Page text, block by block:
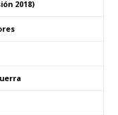
2018)